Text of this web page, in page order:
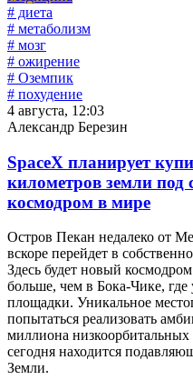
# диета
# метаболизм
# мозг
# ожирение
# Оземпик
# похудение
4 августа, 12:03
Александр Березин
SpaceX планирует
километров земли
космодром в мире
Остров Пекан недалеко от
вскоре перейдет в
Здесь будет новый
больше, чем в Бока-Чике, где
площадки. Уникальное
попытаться реализовать
миллиона
сегодня находится
Земли.